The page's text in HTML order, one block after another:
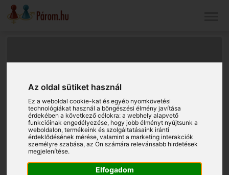
Az oldal sütiket használ
Ez a weboldal cookie-kat és egyéb nyomkövetési
technológiákat használ a böngészési élmény javítása
érdekében a következő célokra:a webhely alapvető
funkcióinak engedélyezése, hogy jobb élményt nyújtsunk a
weboldalon,termékeink és szolgáltatásaink iránti
érdeklődésének mérése, valamint a marketing interakciók
személyre szabása,az Ön számára relevánsabb hirdetések
megjelenítése.
Elfogadom